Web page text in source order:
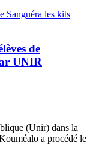
de
UNIR
(Unir) dans la
a procédé le